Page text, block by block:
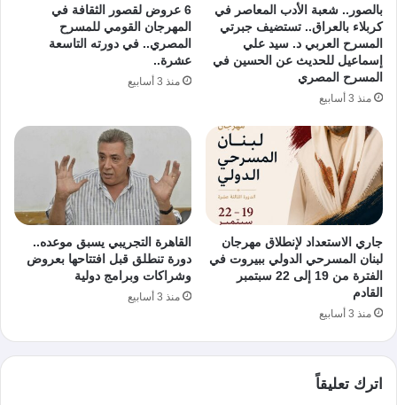
بالصور.. شعبة الأدب المعاصر في
كربلاء بالعراق.. تستضيف جبرتي
المسرح العربي د. سيد علي
إسماعيل للحديث عن الحسين في
المسرح المصري
منذ 3 أسابيع
6 عروض لقصور الثقافة في
المهرجان القومي للمسرح
المصري.. في دورته التاسعة
عشرة..
منذ 3 أسابيع
جاري الاستعداد لإنطلاق مهرجان
لبنان المسرحي الدولي ببيروت في
الفترة من 19 إلى 22 سبتمبر
القادم
منذ 3 أسابيع
القاهرة التجريبي يسبق موعده..
دورة تنطلق قبل افتتاحها بعروض
وشراكات وبرامج دولية
منذ 3 أسابيع
اترك تعليقاً